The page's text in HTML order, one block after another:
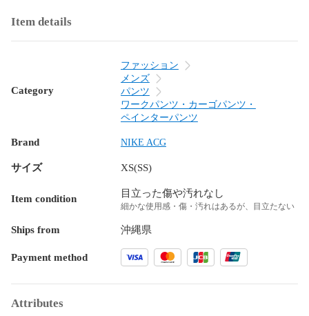
Item details
Category
ファッション
メンズ
パンツ
ワークパンツ・カーゴパンツ・
ペインターパンツ
Brand NIKE ACG
サイズ XS(SS)
Item condition 目立った傷や汚れなし
細かな使用感・傷・汚れはあるが、目立たない
Ships from 沖縄県
Payment method
Attributes